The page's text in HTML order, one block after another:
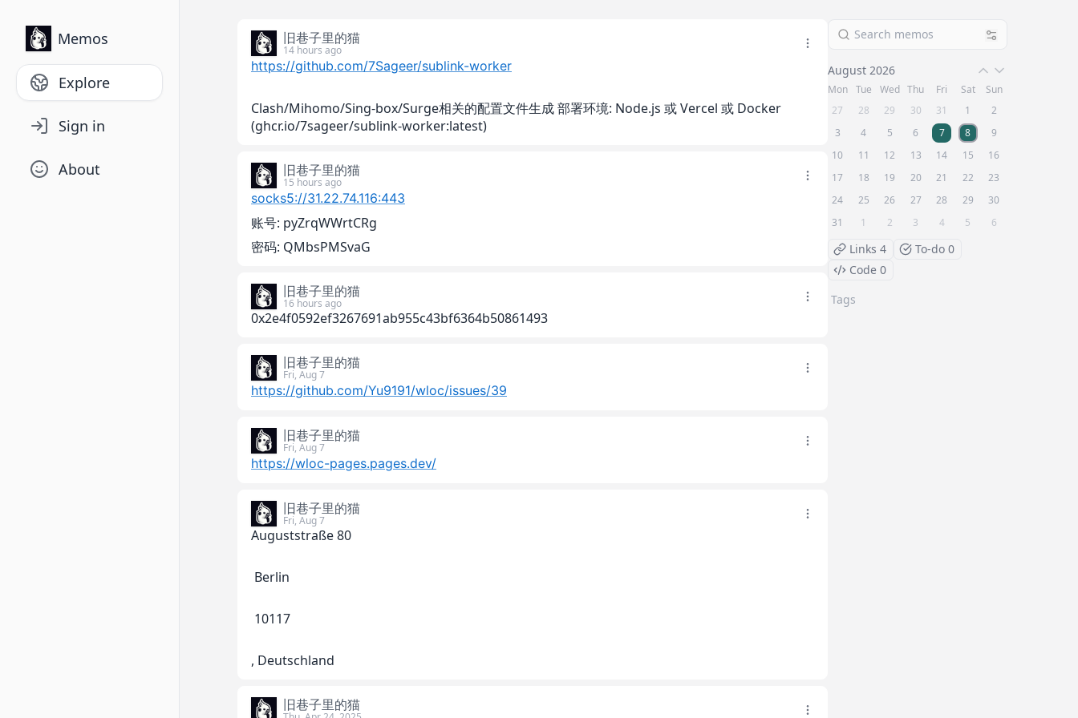
Memos
Explore
Sign in
About
旧巷子里的猫
https://github.com/7Sageer/sublink-worker
Clash/Mihomo/Sing-box/Surge相关的配置文件生成 部署环境: Node.js 或 Vercel 或 Docker
(ghcr.io/7sageer/sublink-worker:latest)
旧巷子里的猫
socks5://31.22.74.116:443
账号: pyZrqWWrtCRg
密码: QMbsPMSvaG
旧巷子里的猫
0x2e4f0592ef3267691ab955c43bf6364b50861493
旧巷子里的猫
https://github.com/Yu9191/wloc/issues/39
旧巷子里的猫
https://wloc-pages.pages.dev/
旧巷子里的猫
Auguststraße 80
Berlin
10117
, Deutschland
旧巷子里的猫
August 2026
Mon Tue Wed Thu Fri Sat
Sun
27
28 29 30 31 1
2
3
4 5 6 7 8
9
10
11 12 13 14 15
16
17
18 19 20 21 22
23
24
25 26 27 28 29
30
31
1 2 3 4 5 6
Links 4 To-do 0
Code 0
Tags